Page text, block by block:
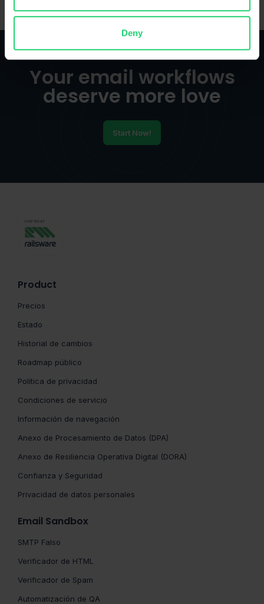
Deny
Your email workflows
deserve more love
Start Now!
Product
Precios
Estado
Historial de cambios
Roadmap público
Política de privacidad
Condiciones de servicio
Información de navegación
Anexo de Procesamiento de Datos (DPA)
Anexo de Resiliencia Operativa Digital (DORA)
Confianza y Seguridad
Privacidad de datos personales
Email Sandbox
SMTP Falso
Verificador de HTML
Verificador de Spam
Automatización de QA